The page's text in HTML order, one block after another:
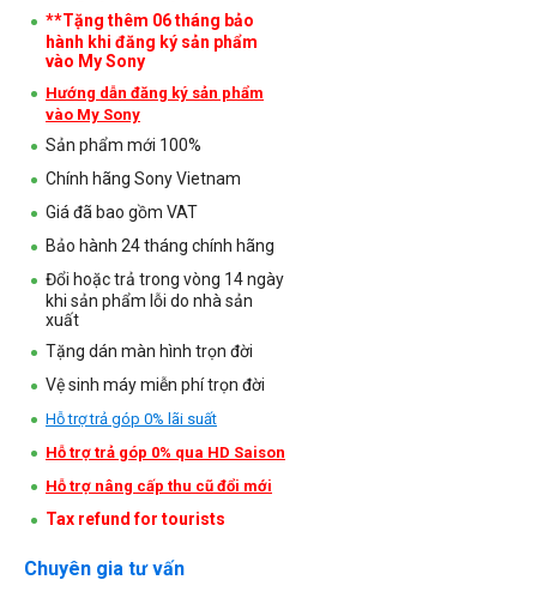
**Tặng thêm 06 tháng bảo
hành khi đăng ký sản phẩm
vào My Sony
Hướng dẫn đăng ký sản phẩm
vào My Sony
Sản phẩm mới 100%
Chính hãng Sony Vietnam
Giá đã bao gồm VAT
Bảo hành 24 tháng chính hãng
Đổi hoặc trả trong vòng 14 ngày
khi sản phẩm lỗi do nhà sản
xuất
Tặng dán màn hình trọn đời
Vệ sinh máy miễn phí trọn đời
Hỗ trợ trả góp 0% lãi suất
Hỗ trợ trả góp 0% qua HD Saison
Hỗ trợ nâng cấp thu cũ đổi mới
Tax refund for tourists
Chuyên gia tư vấn